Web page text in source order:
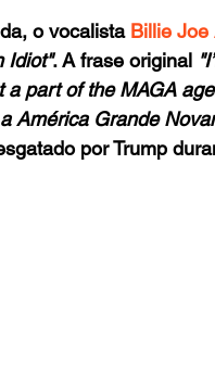
o vocalista Billie Joe
Idiot". A frase original
a part of the MAGA
América Grande
por Trump